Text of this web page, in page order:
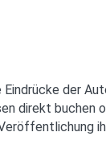
der
direkt buchen